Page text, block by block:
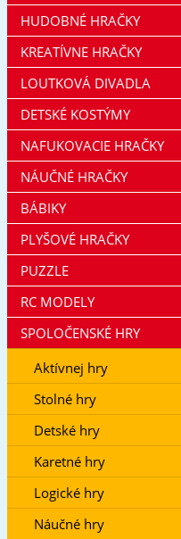
HUDOBNÉ HRAČKY
KREATÍVNE HRAČKY
LOUTKOVÁ DIVADLA
DETSKÉ KOSTÝMY
NAFUKOVACIE HRAČKY
NÁUČNÉ HRAČKY
BÁBIKY
PLYŠOVÉ HRAČKY
PUZZLE
RC MODELY
SPOLOČENSKÉ HRY
Aktívnej hry
Stolné hry
Detské hry
Karetné hry
Logické hry
Náučné hry